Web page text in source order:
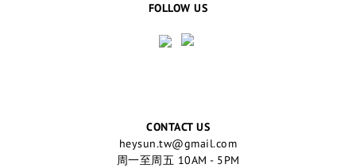
FOLLOW US
CONTACT US
heysun.tw@gmail.com
周一至周五 10AM - 5PM